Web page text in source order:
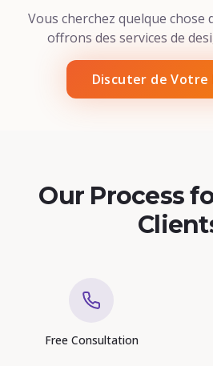
Vous cherchez quelque chose
offrons des services de
Discuter de
Our Process
Free Consultation